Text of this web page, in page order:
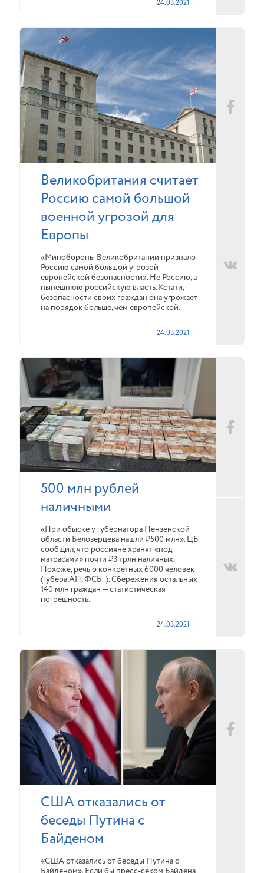
24.03.2021
Великобритания считает
Россию самой большой
военной угрозой для
Европы
«Минобороны Великобритании признало
Россию самой большой угрозой
европейской безопасности». Не Россию, а
нынешнюю российскую власть. Кстати,
безопасности своих граждан она угрожает
на порядок больше, чем европейской.
24.03.2021
500 млн рублей
наличными
«При обыске у губернатора Пензенской
области Белозерцева нашли ₽500 млн». ЦБ
сообщил, что россияне хранят «под
матрасами» почти ₽3 трлн наличных.
Похоже, речь о конкретных 6000 человек
(губера,АП, ФСБ..). Сбережения остальных
140 млн граждан — статистическая
погрешность.
24.03.2021
США отказались от
беседы Путина с
Байденом
«США отказались от беседы Путина с